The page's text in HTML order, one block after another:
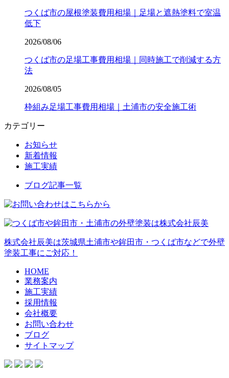
つくば市の屋根塗装費用相場｜足場と遮熱塗料で室温
低下
2026/08/06
つくば市の足場工事費用相場｜同時施工で削減する方
法
2026/08/05
枠組み足場工事費用相場｜土浦市の安全施工術
カテゴリー
お知らせ
新着情報
施工実績
ブログ記事一覧
株式会社辰美は茨城県土浦市や鉾田市・つくば市などで外壁
塗装工事にご対応！
HOME
業務案内
施工実績
採用情報
会社概要
お問い合わせ
ブログ
サイトマップ